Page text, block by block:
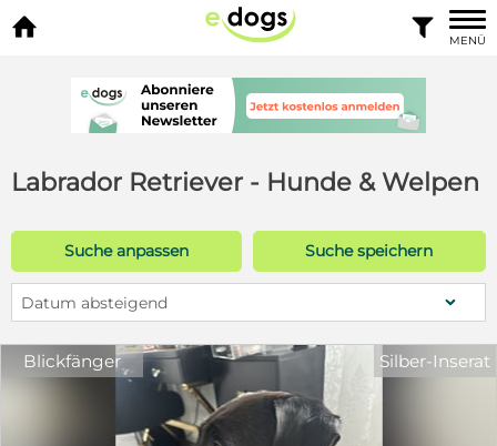
 
MENÜ
Labrador Retriever - Hunde & Welpen
Suche anpassen Suche speichern
Datum absteigend
Blickfänger Silber-Inserat